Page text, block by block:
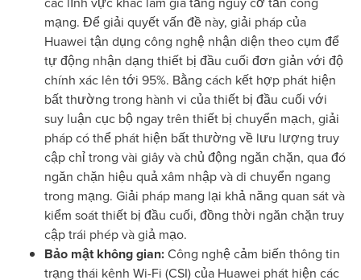
mạng. Để giải quyết vấn đề này, giải pháp của
Huawei tận dụng công nghệ nhận diện theo cụm để
tự động nhận dạng thiết bị đầu cuối đơn giản với độ
chính xác lên tới 95%. Bằng cách kết hợp phát hiện
bất thường trong hành vi của thiết bị đầu cuối với
suy luận cục bộ ngay trên thiết bị chuyển mạch, giải
pháp có thể phát hiện bất thường về lưu lượng truy
cập chỉ trong vài giây và chủ động ngăn chặn, qua đó
ngăn chặn hiệu quả xâm nhập và di chuyển ngang
trong mạng. Giải pháp mang lại khả năng quan sát và
kiểm soát thiết bị đầu cuối, đồng thời ngăn chặn truy
cập trái phép và giả mạo.
Bảo mật không gian:Công nghệ cảm biến thông tin
trạng thái kênh Wi-Fi (CSI) của Huawei phát hiện các